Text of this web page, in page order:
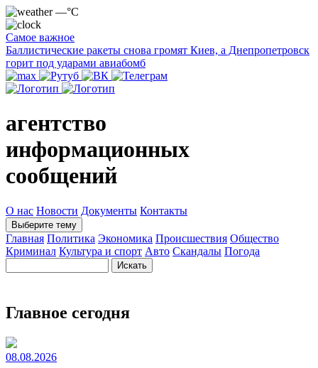
—°C
Самое важное
Баллистические ракеты снова громят Киев, а Днепропетровск
горит под ударами авиабомб
агентство
информационных
сообщений
О нас Новости Документы Контакты
Выберите тему
Главная Политика Экономика Происшествия Общество
Криминал Культура и спорт Авто Скандалы Погода
Главное сегодня
08.08.2026